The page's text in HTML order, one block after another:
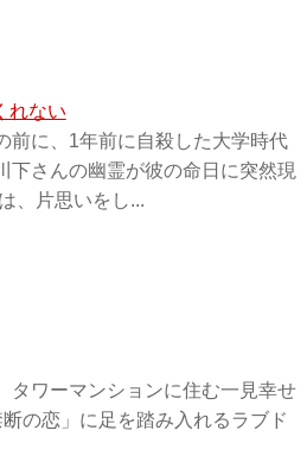
れない
前に、1年前に自殺した大学時代
下さんの幽霊が彼の命日に突然現
、片思いをし...
タワーマンションに住む一見幸せ
の恋」に足を踏み入れるラブド